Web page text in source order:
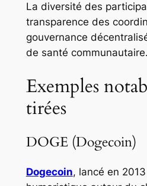
La diversité des
transparence des
gouvernance
de santé communautaire.
Exemples
tirées
DOGE (Dogecoin)
Dogecoin, lancé en